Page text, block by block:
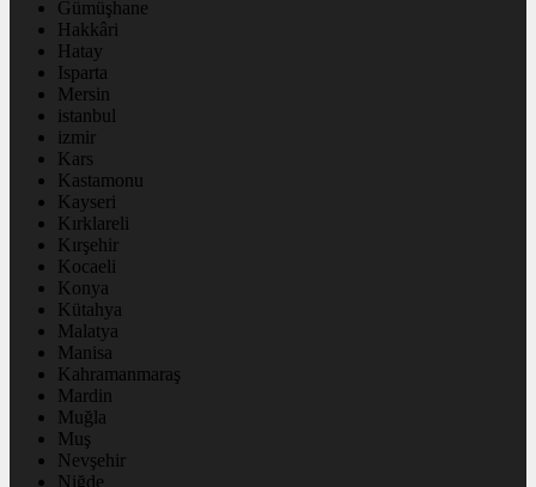
Gümüşhane
Hakkâri
Hatay
Isparta
Mersin
istanbul
izmir
Kars
Kastamonu
Kayseri
Kırklareli
Kırşehir
Kocaeli
Konya
Kütahya
Malatya
Manisa
Kahramanmaraş
Mardin
Muğla
Muş
Nevşehir
Niğde